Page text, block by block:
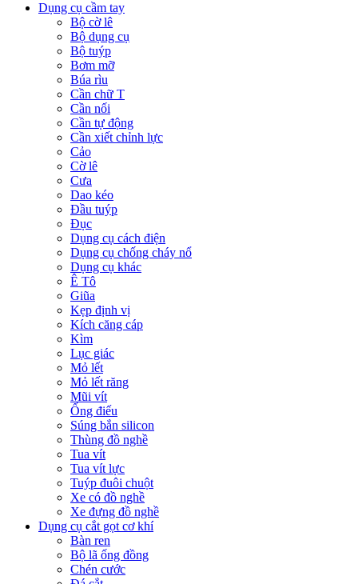
Dụng cụ cầm tay
Bộ cờ lê
Bộ dụng cụ
Bộ tuýp
Bơm mỡ
Búa rìu
Cần chữ T
Cần nối
Cần tự động
Cần xiết chỉnh lực
Cảo
Cờ lê
Cưa
Dao kéo
Đầu tuýp
Đục
Dụng cụ cách điện
Dụng cụ chống cháy nổ
Dụng cụ khác
Ê Tô
Giũa
Kẹp định vị
Kích căng cáp
Kìm
Lục giác
Mỏ lết
Mỏ lết răng
Mũi vít
Ống điếu
Súng bắn silicon
Thùng đồ nghề
Tua vít
Tua vít lực
Tuýp đuôi chuột
Xe có đồ nghề
Xe đựng đồ nghề
Dụng cụ cắt gọt cơ khí
Bàn ren
Bộ lã ống đồng
Chén cước